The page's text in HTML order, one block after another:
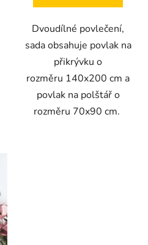
Dvoudílné povlečení,
sada obsahuje povlak na
přikrývku o
rozměru 140x200 cm a
povlak na polštář o
rozměru 70x90 cm.